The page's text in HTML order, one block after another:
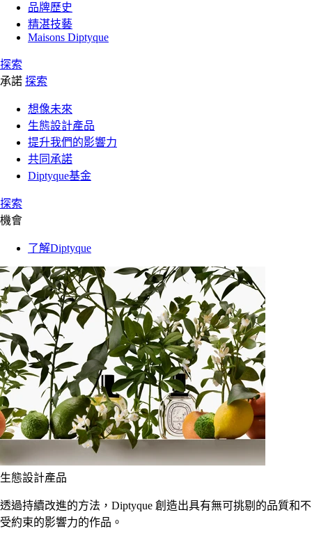
品牌歷史
精湛技藝
Maisons Diptyque
探索
承諾 探索
想像未來
生態設計產品
提升我們的影響力
共同承諾
Diptyque基金
探索
機會
了解Diptyque
生態設計產品
透過持續改進的方法，Diptyque 創造出具有無可挑剔的品質和不
受約束的影響力的作品。